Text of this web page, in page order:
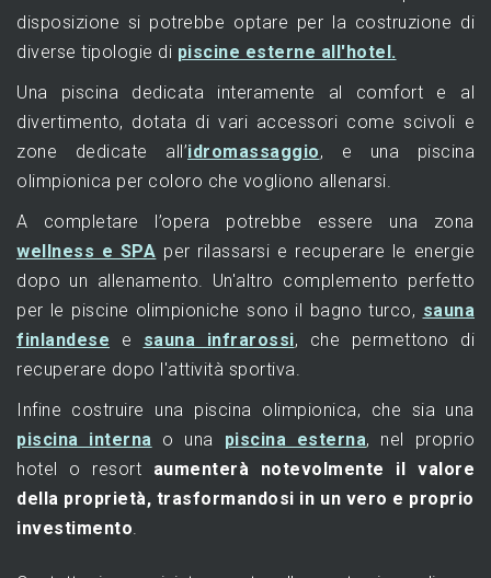
disposizione si potrebbe optare per la costruzione di
diverse tipologie di piscine esterne all'hotel.
Una piscina dedicata interamente al comfort e al
divertimento, dotata di vari accessori come scivoli e
zone dedicate all’idromassaggio, e una piscina
olimpionica per coloro che vogliono allenarsi.
A completare l’opera potrebbe essere una zona
wellness e SPA per rilassarsi e recuperare le energie
dopo un allenamento. Un'altro complemento perfetto
per le piscine olimpioniche sono il bagno turco, sauna
finlandese e sauna infrarossi, che permettono di
recuperare dopo l'attività sportiva.
Infine costruire una piscina olimpionica, che sia una
piscina interna o una piscina esterna, nel proprio
hotel o resort aumenterà notevolmente il valore
della proprietà, trasformandosi in un vero e proprio
investimento